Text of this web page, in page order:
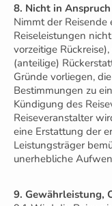
8. Nicht in
Nimmt der Reisende
Reiseleistungen
vorzeitige
(anteilige)
Gründe vorliegen,
Bestimmungen zu
Kündigung des
Reiseveranstalter
eine Erstattung der
Leistungsträger
unerhebliche
9. Gewährleistung,